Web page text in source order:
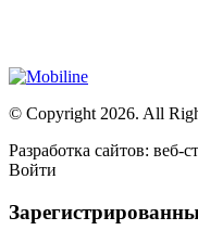
© Copyright 2026. All
Разработка сайтов: веб-
Войти